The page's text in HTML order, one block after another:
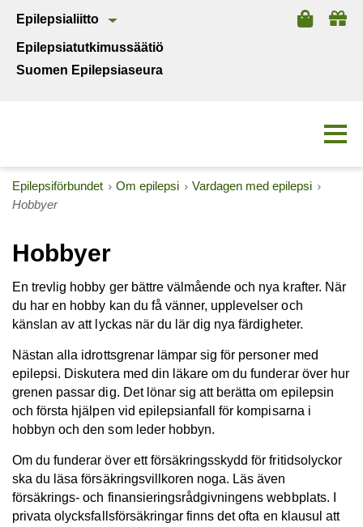
Epilepsialiitto
Epilepsiatutkimussäätiö
Suomen Epilepsiaseura
Epilepsiförbundet Om epilepsi
Vardagen med epilepsi
Hobbyer
Hobbyer
En trevlig hobby ger bättre välmående och nya krafter. När
du har en hobby kan du få vänner, upplevelser och
känslan av att lyckas när du lär dig nya färdigheter.
Nästan alla idrottsgrenar lämpar sig för personer med
epilepsi. Diskutera med din läkare om du funderar över hur
grenen passar dig. Det lönar sig att berätta om epilepsin
och första hjälpen vid epilepsianfall för kompisarna i
hobbyn och den som leder hobbyn.
Om du funderar över ett försäkringsskydd för fritidsolyckor
ska du läsa försäkringsvillkoren noga. Läs även
försäkrings- och finansieringsrådgivningens webbplats. I
privata olycksfallsförsäkringar finns det ofta en klausul att